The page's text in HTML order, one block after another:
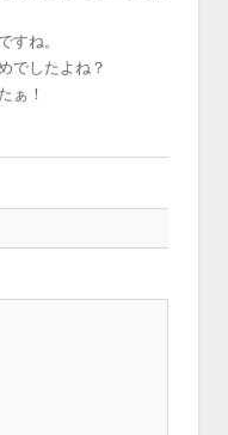
すね。
でしたよね？
ぁ！